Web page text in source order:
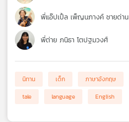
พี่แอ๊ปเปิ้ล เพ็ญนภางค์ ชายด่าน
พี่ต่าย ภนิธา โตปฐมวงศ์
นิทาน เด็ก ภาษาอังกฤษ
tale
language English